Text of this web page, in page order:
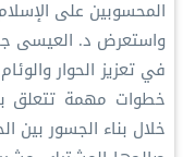
المحسوبين على
واستعرض د. العيسى
في تعزيز الحوار
خطوات مهمة تتعلق
خلال بناء الجسور بين